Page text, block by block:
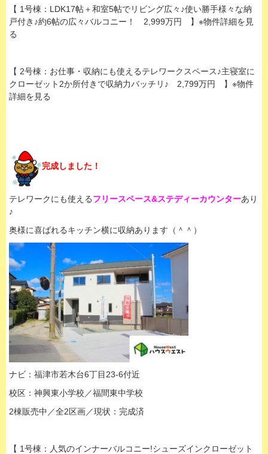
【 1号棟：LDK17帖＋和室5帖でリビング広々♪使い勝手様々な納
戸付き♪約6帖の広々バルコニー！ 2,999万円 】※物件詳細を見
る
【 2号棟：お仕事・収納にも使えるテレワークスペース♪主寝室に
クローゼット2か所付きで収納力バッチリ♪ 2,799万円 】※物件
詳細を見る
完成しました！
テレワークにも使えるフリースペース&ステディーカウンターあり
♪
奥様に喜ばれるキッチン横に収納あります（＾＾）
ナビ：福津市若木台6丁目23-6付近
校区：神興東小学校／福間東中学校
2棟販売中／全2区画／現状：完成済
【 1号棟：人気のインナーバルコニー!シューズインクローゼット